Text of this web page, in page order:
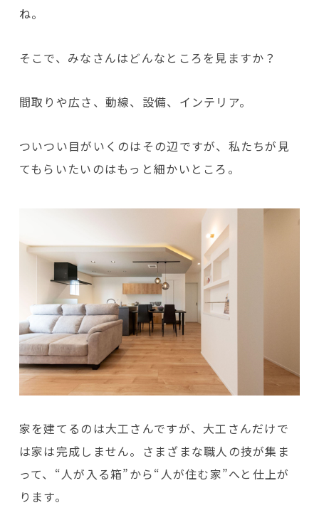
ね。
そこで、みなさんはどんなところを見ますか？
間取りや広さ、動線、設備、インテリア。
ついつい目がいくのはその辺ですが、私たちが見
てもらいたいのはもっと細かいところ。
家を建てるのは大工さんですが、大工さんだけで
は家は完成しません。さまざまな職人の技が集ま
って、“人が入る箱”から“人が住む家”へと仕上が
ります。